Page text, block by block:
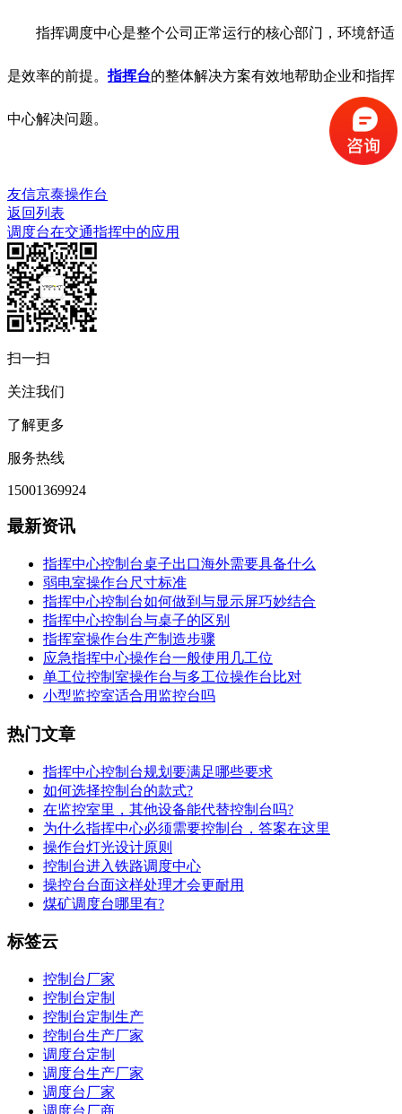
指挥调度中心是整个公司正常运行的核心部门，环境舒适
是效率的前提。指挥台的整体解决方案有效地帮助企业和指挥
中心解决问题。
友信京泰操作台​
返回列表
调度台在交通指挥中的应用
扫一扫
关注我们
了解更多
服务热线
15001369924
最新资讯
指挥中心控制台桌子出口海外需要具备什么
弱电室操作台尺寸标准
指挥中心控制台如何做到与显示屏巧妙结合
指挥中心控制台与桌子的区别
指挥室操作台生产制造步骤
应急指挥中心操作台一般使用几工位
单工位控制室操作台与多工位操作台比对
小型监控室适合用监控台吗
热门文章
指挥中心控制台规划要满足哪些要求
如何选择控制台的款式?
在监控室里，其他设备能代替控制台吗?
为什么指挥中心必须需要控制台，答案在这里
操作台灯光设计原则
控制台进入铁路调度中心
操控台台面这样处理才会更耐用
煤矿调度台哪里有?
标签云
控制台厂家
控制台定制
控制台定制生产
控制台生产厂家
调度台定制
调度台生产厂家
调度台厂家
调度台厂商